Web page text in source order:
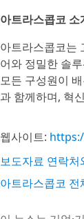
아트라스콥코 소
아트라스콥코는
어와 정밀한 솔
모든 구성원이
과 함께하며, 혁
웹사이트:
보도자료 연락처
아트라스콥코